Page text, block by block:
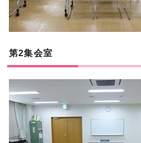
第2集会室